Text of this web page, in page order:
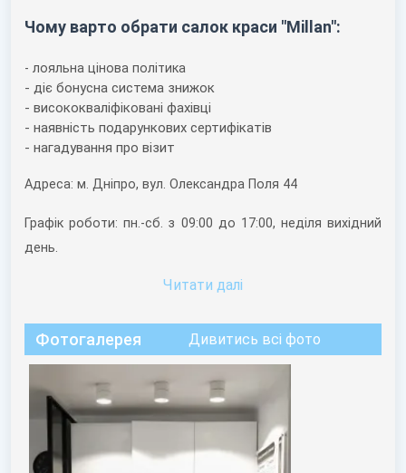
Чому варто обрати салок краси "Millan":
- лояльна цінова політика
- діє бонусна система знижок
- висококваліфіковані фахівці
- наявність подарункових сертифікатів
- нагадування про візит
Адреса: м. Дніпро, вул. Олександра Поля 44
Графік роботи: пн.-сб. з 09:00 до 17:00, неділя вихідний
день.
Читати далi
Фотогалерея Дивитись всі фото